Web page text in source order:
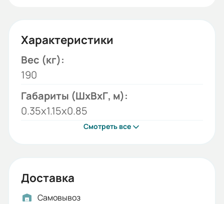
Характеристики
Вес (кг):
190
Габариты (ШхВхГ, м):
0.35x1.15x0.85
Смотреть все
Доставка
Самовывоз